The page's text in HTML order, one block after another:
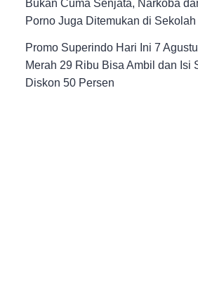
Bukan Cuma Senjata, Narkoba
Porno Juga Ditemukan di Sekolah
Promo Superindo Hari Ini 7
Merah 29 Ribu Bisa Ambil dan Isi
Diskon 50 Persen